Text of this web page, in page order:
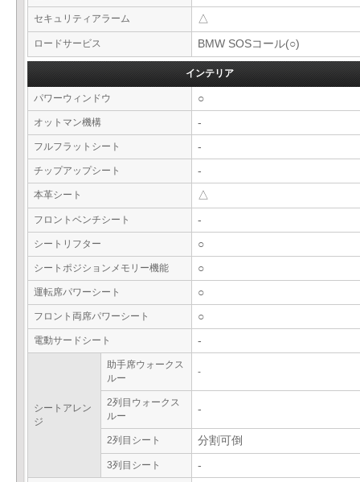
セキュリティアラーム △
ロードサービス BMW SOSコール(○)
インテリア
パワーウィンドウ ○
オットマン機構 -
フルフラットシート -
チップアップシート -
本革シート △
フロントベンチシート -
シートリフター ○
シートポジションメモリー機能 ○
運転席パワーシート ○
フロント両席パワーシート ○
電動サードシート -
シートアレン
ジ
助手席ウォークス
ルー
-
2列目ウォークス
ルー
-
2列目シート 分割可倒
3列目シート -